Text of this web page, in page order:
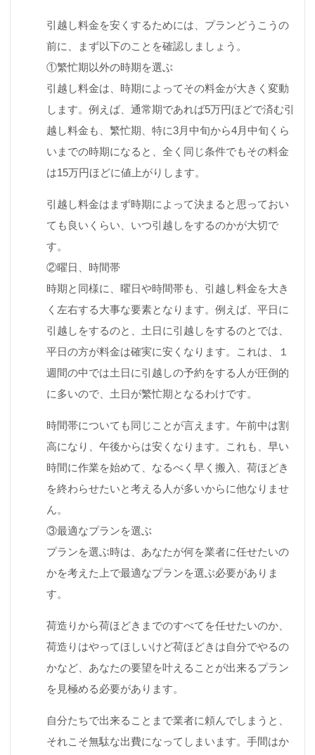
引越し料金を安くするためには、プランどうこうの
前に、まず以下のことを確認しましょう。
①繁忙期以外の時期を選ぶ
引越し料金は、時期によってその料金が大きく変動
します。例えば、通常期であれば5万円ほどで済む引
越し料金も、繁忙期、特に3月中旬から4月中旬くら
いまでの時期になると、全く同じ条件でもその料金
は15万円ほどに値上がりします。
引越し料金はまず時期によって決まると思っておい
ても良いくらい、いつ引越しをするのかが大切で
す。
②曜日、時間帯
時期と同様に、曜日や時間帯も、引越し料金を大き
く左右する大事な要素となります。例えば、平日に
引越しをするのと、土日に引越しをするのとでは、
平日の方が料金は確実に安くなります。これは、１
週間の中では土日に引越しの予約をする人が圧倒的
に多いので、土日が繁忙期となるわけです。
時間帯についても同じことが言えます。午前中は割
高になり、午後からは安くなります。これも、早い
時間に作業を始めて、なるべく早く搬入、荷ほどき
を終わらせたいと考える人が多いからに他なりませ
ん。
③最適なプランを選ぶ
プランを選ぶ時は、あなたが何を業者に任せたいの
かを考えた上で最適なプランを選ぶ必要がありま
す。
荷造りから荷ほどきまでのすべてを任せたいのか、
荷造りはやってほしいけど荷ほどきは自分でやるの
かなど、あなたの要望を叶えることが出来るプラン
を見極める必要があります。
自分たちで出来ることまで業者に頼んでしまうと、
それこそ無駄な出費になってしまいます。手間はか